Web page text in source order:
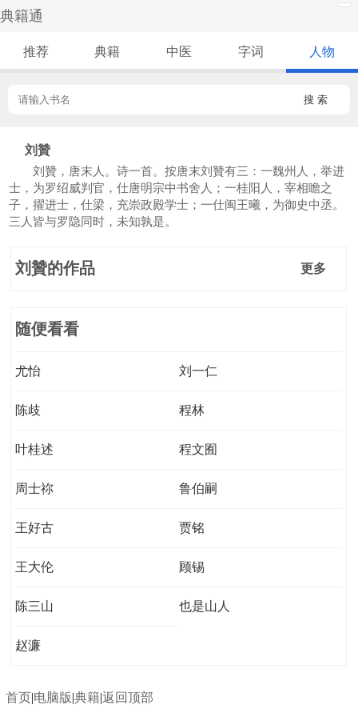
典籍通
推荐 典籍 中医 字词 人物
搜 索
刘贊
刘贊，唐末人。诗一首。按唐末刘贊有三：一魏州人，举进
士，为罗绍威判官，仕唐明宗中书舍人；一桂阳人，宰相瞻之
子，擢进士，仕梁，充崇政殿学士；一仕闽王曦，为御史中丞。
三人皆与罗隐同时，未知孰是。
刘贊的作品 更多
随便看看
尤怡 刘一仁
陈歧 程林
叶桂述 程文囿
周士祢 鲁伯嗣
王好古 贾铭
王大伦 顾锡
陈三山 也是山人
赵濂
首页|电脑版|典籍|返回顶部